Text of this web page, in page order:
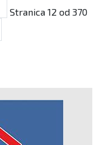
Stranica 12 od 370